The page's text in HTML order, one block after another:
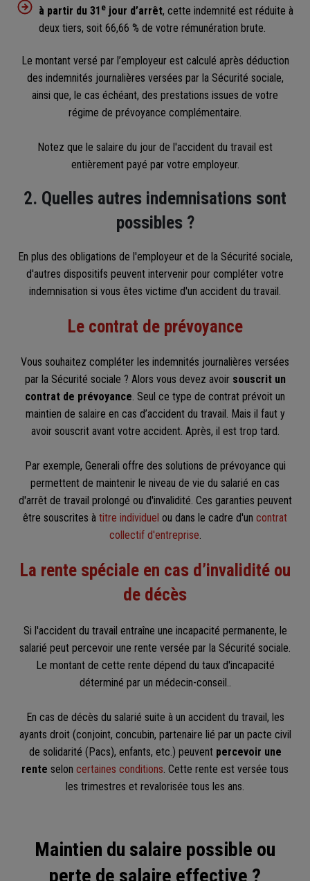
à partir du 31 e jour d’arrêt, cette indemnité est réduite à
deux tiers, soit 66,66 % de votre rémunération brute.
Le montant versé par l’employeur est calculé après déduction
des indemnités journalières versées par la Sécurité sociale,
ainsi que, le cas échéant, des prestations issues de votre
régime de prévoyance complémentaire.
Notez que le salaire du jour de l'accident du travail est
entièrement payé par votre employeur.
2. Quelles autres indemnisations sont
possibles ?
En plus des obligations de l'employeur et de la Sécurité sociale,
d'autres dispositifs peuvent intervenir pour compléter votre
indemnisation si vous êtes victime d'un accident du travail.​
Le contrat de prévoyance
Vous souhaitez compléter les indemnités journalières versées
par la Sécurité sociale ? Alors vous devez avoir souscrit un
contrat de prévoyance. Seul ce type de contrat prévoit un
maintien de salaire en cas d’accident du travail. Mais il faut y
avoir souscrit avant votre accident. Après, il est trop tard.
Par exemple, Generali offre des solutions de prévoyance qui
permettent de maintenir le niveau de vie du salarié en cas
d'arrêt de travail prolongé ou d'invalidité. Ces garanties peuvent
être souscrites à titre individuel ou dans le cadre d'un contrat
collectif d'entreprise.​
La rente spéciale en cas d’invalidité ou
de décès
Si l'accident du travail entraîne une incapacité permanente, le
salarié peut percevoir une rente versée par la Sécurité sociale.
Le montant de cette rente dépend du taux d'incapacité
déterminé par un médecin-conseil..
En cas de décès du salarié suite à un accident du travail, les
ayants droit (conjoint, concubin, partenaire lié par un pacte civil
de solidarité (Pacs), enfants, etc.) peuvent percevoir une
rente selon certaines conditions . Cette rente est versée tous
les trimestres et revalorisée tous les ans.
Maintien du salaire possible ou
perte de salaire effective ?